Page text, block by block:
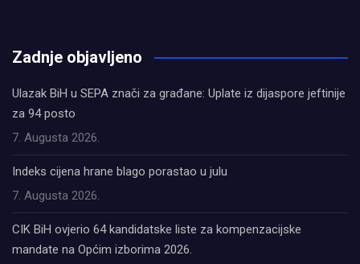
Zadnje objavljeno
Ulazak BiH u SEPA znači za građane: Uplate iz dijaspore jeftinije
za 94 posto
7. Augusta 2026.
Indeks cijena hrane blago porastao u julu
7. Augusta 2026.
CIK BiH ovjerio 64 kandidatske liste za kompenzacijske
mandate na Općim izborima 2026.